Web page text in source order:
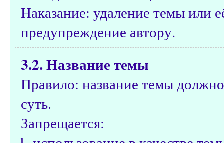
Наказание: удаление темы или
предупреждение автору.
3.2. Название темы
Правило: название темы
суть.
Запрещается: